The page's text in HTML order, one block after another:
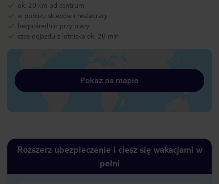
ok. 20 km od centrum
w pobliżu sklepów i restauracji
bezpośrednio przy plaży
czas dojazdu z lotniska ok. 20 min
Pokaż na mapie
Rozszerz ubezpieczenie i ciesz się wakacjami w
pełni